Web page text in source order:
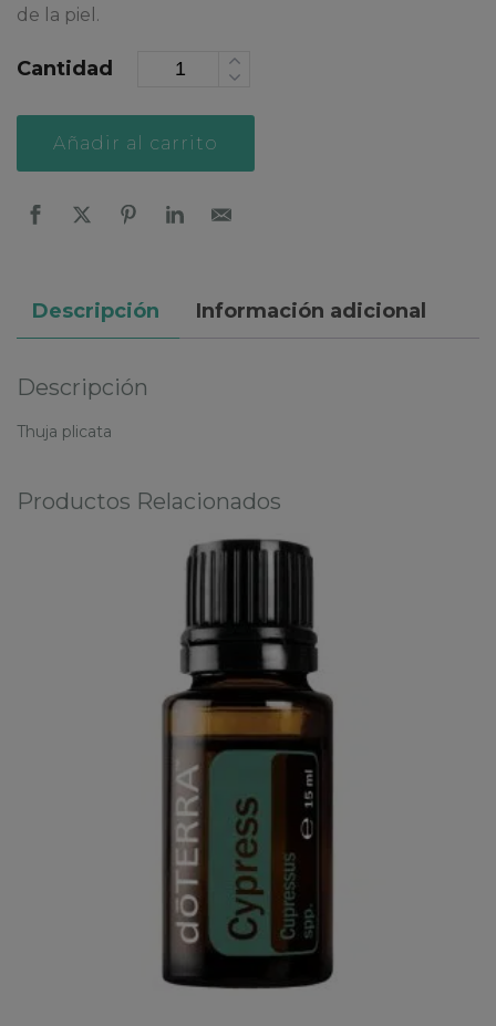
de la piel.
Cantidad
Añadir al carrito
Descripción Información adicional
Descripción
Thuja plicata
Productos Relacionados